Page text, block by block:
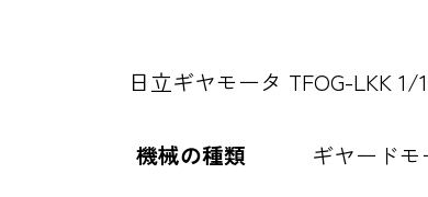
日立ギヤモータ TFOG-LKK 1/
機械の種類
ギヤードモ